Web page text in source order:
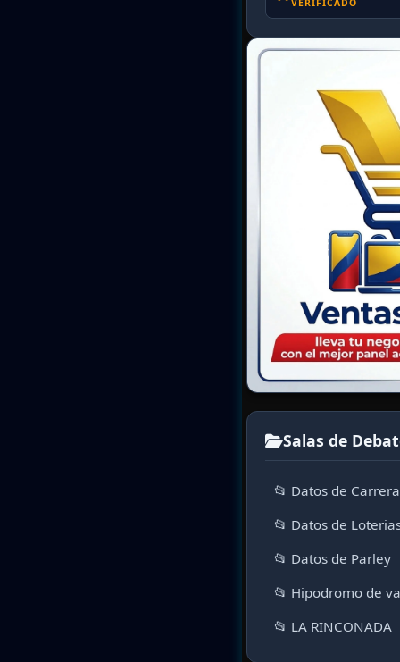
VERIFICADO
Salas de
📂 Datos de
📂 Datos de
📂 Datos de Parley
📂 Hipodromo de
📂 LA RINCONADA